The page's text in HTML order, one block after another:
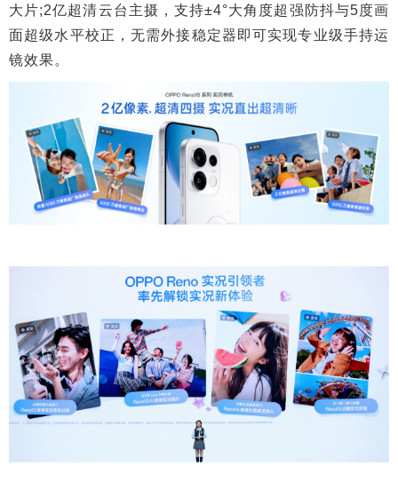
大片;2亿超清云台主摄，支持±4°大角度超强防抖与5度画
面超级水平校正，无需外接稳定器即可实现专业级手持运
镜效果。